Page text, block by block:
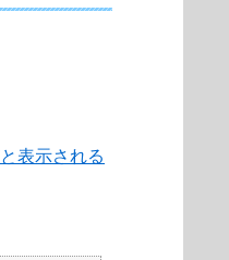
表示される